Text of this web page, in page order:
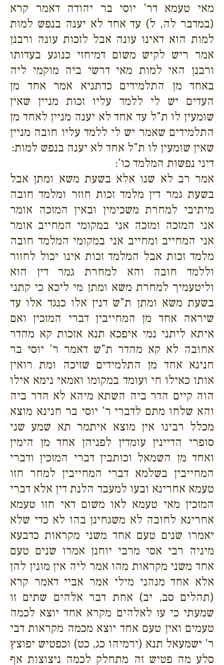
מאי טעמא דר' יוסי בר יהודה דאמר קרא
(במדבר לה, ל) עד אחד לא יענה בנפש למות
למות הוא דאינו עונה אבל לזכות עונה ורבנן
אמר ריש לקיש משום דמיחזי כנוגע בעדותו
ורבנן האי למות מאי דרשי ביה מוקמי ליה
באחד מן התלמידים כדתניא אמר אחד מן
העדים יש לי ללמד עליו זכות מניין שאין
שומעין לו ת"ל עד אחד לא יענה מניין לאחד מן
התלמידים שאמר יש לי ללמד עליו חובה מניין
שאין שומעין לו ת"ל אחד לא יענה בנפש למות:
דיני נפשות המלמד כו':
אמר רב לא שנו אלא בשעת משא ומתן אבל
בשעת גמר דין מלמד זכות חוזר ומלמד חובה
מיתיבי למחרת משכימין ובאין המזכה אומר
אני המזכה ומזכה אני במקומי המחייב אומר
אני המחייב ומחייב אני במקומי המלמד חובה
מלמד זכות אבל המלמד זכות אינו יכול לחזור
וללמד חובה והא למחרת גמר דין הוא
וליטעמיך למחרת משא ומתן מי ליכא כי קתני
בשעת משא ומתן ת"ש דנין אלו כנגד אלו עד
שיראה אחד מן המחייבין דברי המזכין ואם
איתא ליתני נמי איפכא תנא אזכות קא מהדר
אחובה לא קא מהדר ת"ש דאמר ר' יוסי בר
חנינא אחד מן התלמידים שזיכה ומת רואין
אותו כאילו חי ועומד במקומו ואמאי נימא אילו
הוה קיים הדר ביה השתא מיהא לא הדר ביה
והא שלחו מתם לדברי ר' יוסי בר חנינא מוצא
מכלל רבינו אין מוצא איתמר תא שמע שני
סופרי הדיינין עומדין לפניהן אחד מן הימין
ואחד מן השמאל וכותבין דברי המזכין ודברי
המחייבין בשלמא דברי המחייבין למחר חזו
טעמא אחרינא ובעו למעבד הלנת דין אלא דברי
המזכין מאי טעמא לאו משום דאי חזו טעמא
אחרינא לחובה לא משגחינן בהו לא כדי שלא
יאמרו שנים טעם אחד משני מקראות כדבעא
מיניה רבי אסי מרבי יוחנן אמרו שנים טעם
אחד משני מקראות מהו אמר ליה אין מונין להן
אלא אחד מנהני מילי אמר אביי דאמר קרא
(תהלים סב, יב) אחת דבר אלהים שתים זו
שמעתי כי עז לאלהים מקרא אחד יוצא לכמה
טעמים ואין טעם אחד יוצא מכמה מקראות דבי
ר' ישמעאל תנא (ירמיהו כג, כט) וכפטיש יפוצץ
סלע מה פטיש זה מתחלק לכמה ניצוצות אף